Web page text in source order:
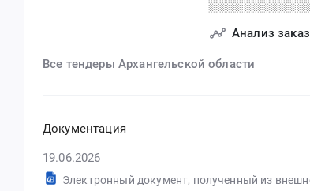
Анализ
Все тендеры Архангельской области
Документация
19.06.2026